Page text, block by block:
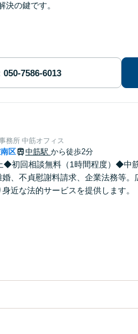
決の鍵です。
務所 中筋オフィス
区 中筋駅 から徒歩2分
◆初回相談無料（1時間程度）◆
、不貞慰謝料請求、企業法務等
近な法的サービスを提供します。